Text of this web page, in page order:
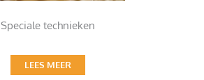
Speciale technieken
LEES MEER